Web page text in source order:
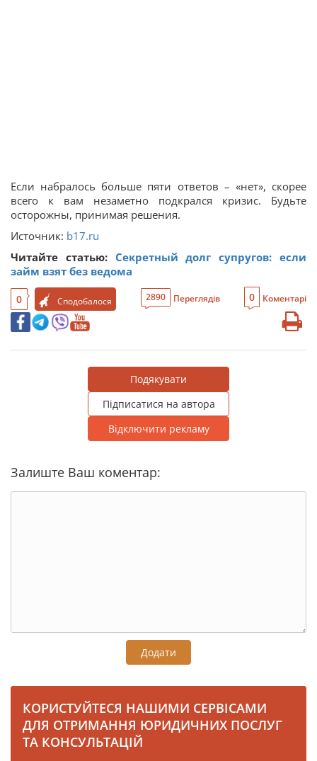
Если набралось больше пяти ответов – «нет», скорее
всего к вам незаметно подкрался кризис. Будьте
осторожны, принимая решения.
Источник: b17.ru
Читайте статью: Секретный долг супругов: если
займ взят без ведома
0 Сподобалося 2890 Переглядів 0 Коментарі
Подякувати
Підписатися на автора
Відключити рекламу
Залиште Ваш коментар:
Додати
КОРИСТУЙТЕСЯ НАШИМИ СЕРВІСАМИ
ДЛЯ ОТРИМАННЯ ЮРИДИЧНИХ ПОСЛУГ
ТА КОНСУЛЬТАЦІЙ